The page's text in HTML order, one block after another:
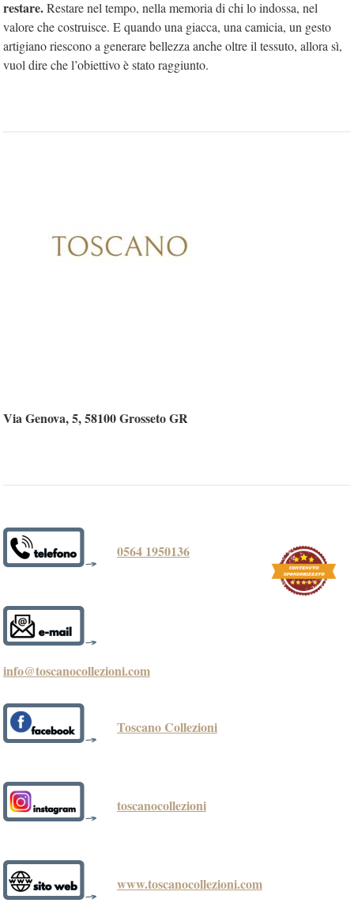
restare.Restare nel tempo, nella memoria di chi lo indossa, nel
valore che costruisce. E quando una giacca, una camicia, un gesto
artigiano riescono a generare bellezza anche oltre il tessuto, allora sì,
vuol dire che l’obiettivo è stato raggiunto.
Via Genova, 5, 58100 Grosseto GR
0564 1950136
info@toscanocollezioni.com
Toscano Collezioni
toscanocollezioni
www.toscanocollezioni.com